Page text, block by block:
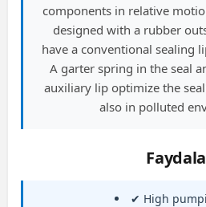
components in relative
designed with a rubber
have a conventional sealing
A garter spring in the seal
auxiliary lip optimize the
also in polluted
✔ High